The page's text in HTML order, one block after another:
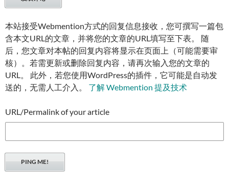
本站接受Webmention方式的回复信息接收，您可撰写一篇包
含本文URL的文章，并将您的文章的URL填写至下表。 随
后，您文章对本帖的回复内容将显示在页面上（可能需要审
核）。若需更新或删除回复内容，请再次输入您的文章的
URL。 此外，若您使用WordPress的插件，它可能是自动发
送的，无需人工介入。 了解 Webmention 提及技术
URL/Permalink of your article